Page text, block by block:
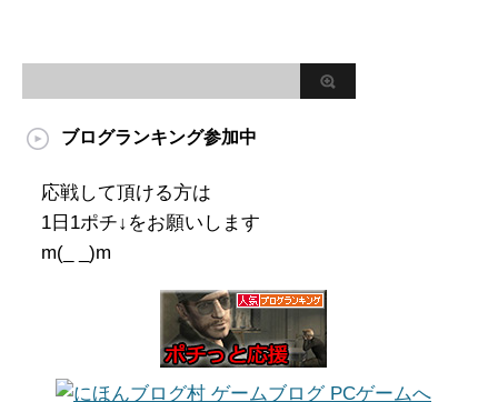
ブログランキング参加中
応戦して頂ける方は
1日1ポチ↓をお願いします
m(_ _)m